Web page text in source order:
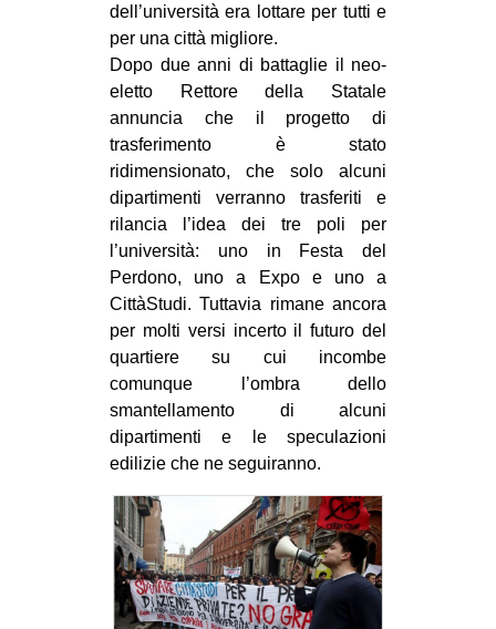
dell’università era lottare per tutti e
per una città migliore.
Dopo due anni di battaglie il neo-
eletto Rettore della Statale
annuncia che il progetto di
trasferimento è stato
ridimensionato, che solo alcuni
dipartimenti verranno trasferiti e
rilancia l’idea dei tre poli per
l’università: uno in Festa del
Perdono, uno a Expo e uno a
CittàStudi. Tuttavia rimane ancora
per molti versi incerto il futuro del
quartiere su cui incombe
comunque l’ombra dello
smantellamento di alcuni
dipartimenti e le speculazioni
edilizie che ne seguiranno.